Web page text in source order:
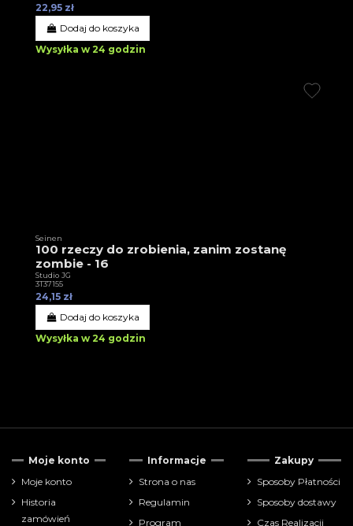
22,95 zł
Dodaj do koszyka
Wysyłka w 24 godzin
Seinen
100 rzeczy do zrobienia, zanim zostanę
zombie - 16
Studio JG
3T37155
24,15 zł
Dodaj do koszyka
Wysyłka w 24 godzin
Moje konto
Moje konto
Historia
zamówień
Informacje
Strona o nas
Regulamin
Program
Zakupy
Sposoby Płatności
Sposoby dostawy
Czas Realizacji